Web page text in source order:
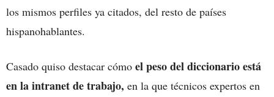
los mismos perfiles ya citados, del resto de países
hispanohablantes.
Casado quiso destacar cómo el peso del diccionario está
en la intranet de trabajo, en la que técnicos expertos en